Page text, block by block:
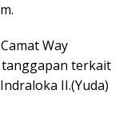
Way
terkait
II.(Yuda)